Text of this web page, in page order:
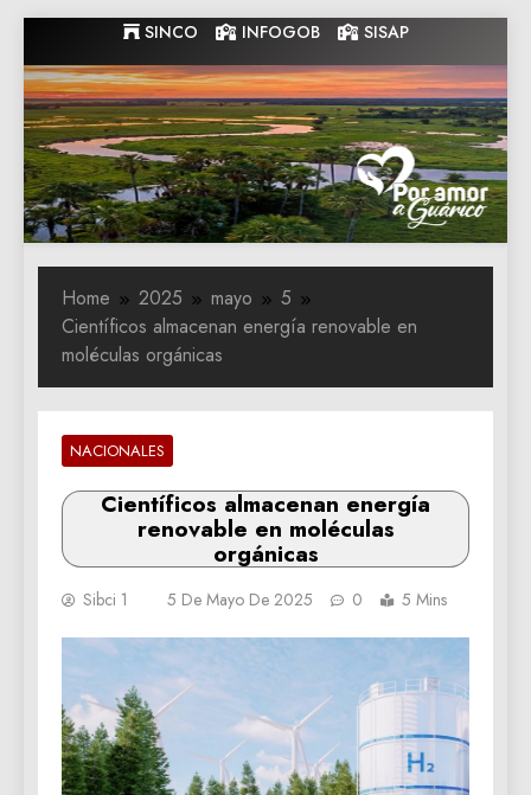
to
content
SINCO INFOGOB SISAP
Gobernacion
de Guarico
Gobernacion de Guarico
Home 2025 mayo
5
Científicos almacenan energía renovable en
moléculas orgánicas
NACIONALES
Científicos almacenan energía
renovable en moléculas
orgánicas
Sibci 1 5 De Mayo De 2025 0 5 Mins